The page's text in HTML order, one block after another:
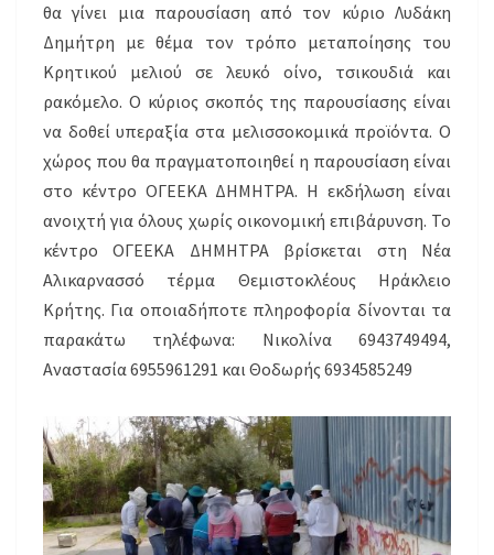
θα γίνει μια παρουσίαση από τον κύριο Λυδάκη
Δημήτρη με θέμα τον τρόπο μεταποίησης του
Κρητικού μελιού σε λευκό οίνο, τσικουδιά και
ρακόμελο. Ο κύριος σκοπός της παρουσίασης είναι
να δοθεί υπεραξία στα μελισσοκομικά προϊόντα. Ο
χώρος που θα πραγματοποιηθεί η παρουσίαση είναι
στο κέντρο ΟΓΕΕΚΑ ΔΗΜΗΤΡΑ. Η εκδήλωση είναι
ανοιχτή για όλους χωρίς οικονομική επιβάρυνση. Το
κέντρο ΟΓΕΕΚΑ ΔΗΜΗΤΡΑ βρίσκεται στη Νέα
Αλικαρνασσό τέρμα Θεμιστοκλέους Ηράκλειο
Κρήτης. Για οποιαδήποτε πληροφορία δίνονται τα
παρακάτω τηλέφωνα: Νικολίνα 6943749494,
Αναστασία 6955961291 και Θοδωρής 6934585249